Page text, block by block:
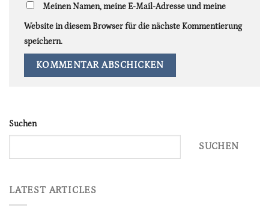
Meinen Namen, meine E-Mail-Adresse und meine
Website in diesem Browser für die nächste Kommentierung
speichern.
Suchen
SUCHEN
LATEST ARTICLES